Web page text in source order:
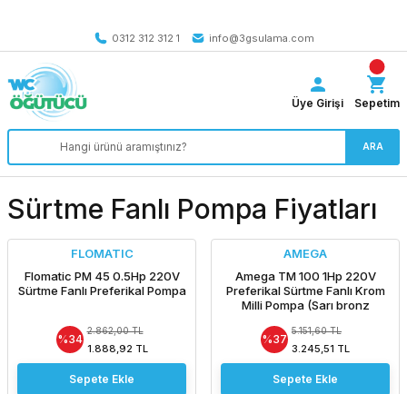
0312 312 312 1
info@3gsulama.com
ARA
Üye Girişi Sepetim
Sürtme Fanlı Pompa Fiyatları
FLOMATIC
Flomatic PM 45 0.5Hp 220V
Sürtme Fanlı Preferikal Pompa
%34
2.862,00 TL
1.888,92 TL
Sepete Ekle
AMEGA
Amega TM 100 1Hp 220V
Preferikal Sürtme Fanlı Krom
Milli Pompa (Sarı bronz
%37
5.151,60 TL
3.245,51 TL
Sepete Ekle